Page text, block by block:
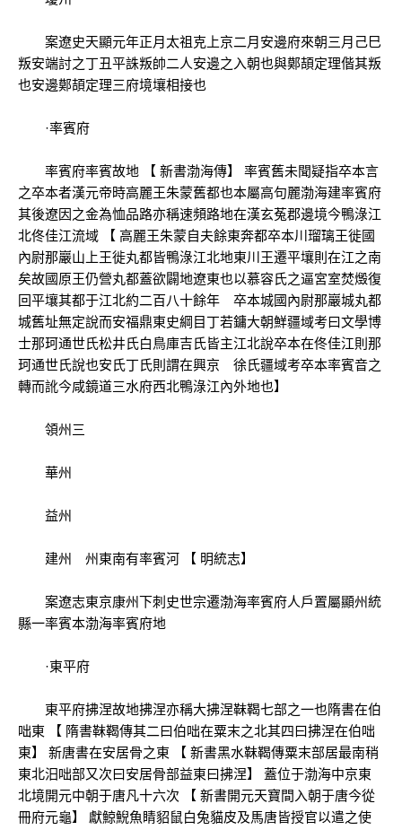
案遼史天顯元年正月太祖克上京二月安邊府來朝三月己巳
叛安端討之丁丑平誅叛帥二人安邊之入朝也與鄚頡定理偕其叛
也安邊鄚頡定理三府境壤相接也
·率賓府
率賓府率賓故地 【 新書渤海傳】 率賓舊未聞疑指卒本言
之卒本者漢元帝時高麗王朱蒙舊都也本屬高句麗渤海建率賓府
其後遼因之金為恤品路亦稱速頻路地在漢玄菟郡邊境今鴨淥江
北佟佳江流域 【 高麗王朱蒙自夫餘東奔都卒本川瑠璃王徙國
內尉那巖山上王徙丸都皆鴨淥江北地東川王遷平壤則在江之南
矣故國原王仍營丸都蓋欲闢地遼東也以慕容氏之逼宮室焚燬復
回平壤其都于江北約二百八十餘年 卒本城國內尉那巖城丸都
城舊址無定說而安福鼎東史綱目丁若鏞大朝鮮疆域考曰文學博
士那珂通世氏松井氏白鳥庫吉氏皆主江北說卒本在佟佳江則那
珂通世氏說也安氏丁氏則謂在興京 徐氏疆域考卒本率賓音之
轉而訛今咸鏡道三水府西北鴨淥江內外地也】
領州三
華州
益州
建州 州東南有率賓河 【 明統志】
案遼志東京康州下刺史世宗遷渤海率賓府人戶置屬顯州統
縣一率賓本渤海率賓府地
·東平府
東平府拂涅故地拂涅亦稱大拂涅靺鞨七部之一也隋書在伯
咄東 【 隋書靺鞨傳其二曰伯咄在粟末之北其四曰拂涅在伯咄
東】 新唐書在安居骨之東 【 新書黑水靺鞨傳粟末部居最南稍
東北汨咄部又次曰安居骨部益東曰拂涅】 蓋位于渤海中京東
北境開元中朝于唐凡十六次 【 新書開元天寶間入朝于唐今從
冊府元龜】 獻鯨鯢魚睛貂鼠白兔貓皮及馬唐皆授官以遣之使